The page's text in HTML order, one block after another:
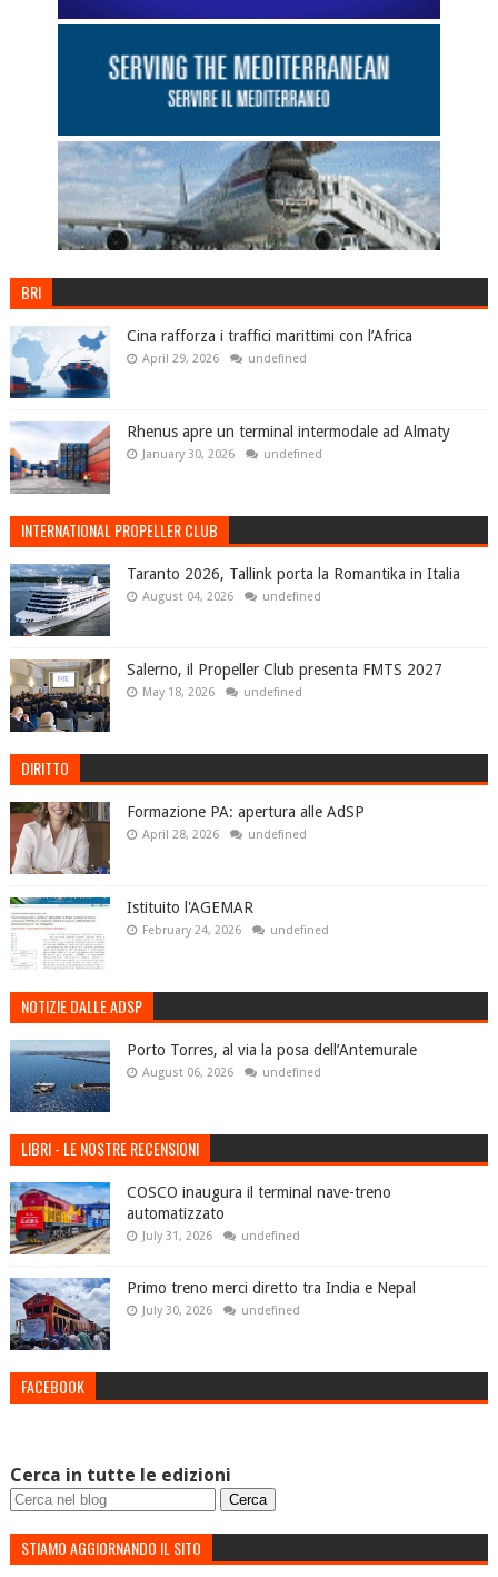
BRI
Cina rafforza i traffici marittimi con l’Africa
April 29, 2026 undefined
Rhenus apre un terminal intermodale ad Almaty
January 30, 2026 undefined
INTERNATIONAL PROPELLER CLUB
Taranto 2026, Tallink porta la Romantika in Italia
August 04, 2026 undefined
Salerno, il Propeller Club presenta FMTS 2027
May 18, 2026 undefined
DIRITTO
Formazione PA: apertura alle AdSP
April 28, 2026 undefined
Istituito l'AGEMAR
February 24, 2026 undefined
NOTIZIE DALLE ADSP
Porto Torres, al via la posa dell’Antemurale
August 06, 2026 undefined
LIBRI - LE NOSTRE RECENSIONI
COSCO inaugura il terminal nave-treno
automatizzato
July 31, 2026 undefined
Primo treno merci diretto tra India e Nepal
July 30, 2026 undefined
FACEBOOK
Cerca in tutte le edizioni
STIAMO AGGIORNANDO IL SITO